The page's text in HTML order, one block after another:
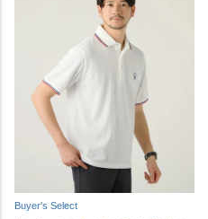
Buyer's Select